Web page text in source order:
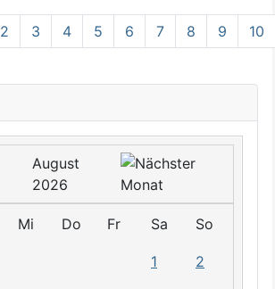
August
2026
Mi Do Fr Sa So
1 2
2 3 4 5 6 7 8 9 10